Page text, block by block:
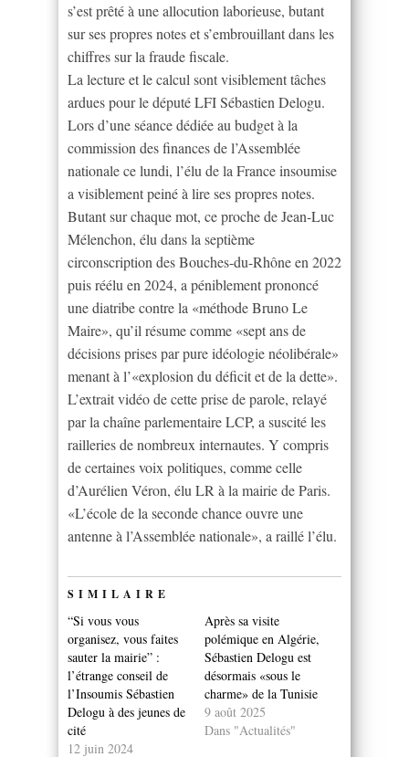
s’est prêté à une allocution laborieuse, butant
sur ses propres notes et s’embrouillant dans les
chiffres sur la fraude fiscale.
La lecture et le calcul sont visiblement tâches
ardues pour le député LFI Sébastien Delogu.
Lors d’une séance dédiée au budget à la
commission des finances de l’Assemblée
nationale ce lundi, l’élu de la France insoumise
a visiblement peiné à lire ses propres notes.
Butant sur chaque mot, ce proche de Jean-Luc
Mélenchon, élu dans la septième
circonscription des Bouches-du-Rhône en 2022
puis réélu en 2024, a péniblement prononcé
une diatribe contre la «méthode Bruno Le
Maire», qu’il résume comme «sept ans de
décisions prises par pure idéologie néolibérale»
menant à l’«explosion du déficit et de la dette».
L’extrait vidéo de cette prise de parole, relayé
par la chaîne parlementaire LCP, a suscité les
railleries de nombreux internautes. Y compris
de certaines voix politiques, comme celle
d’Aurélien Véron, élu LR à la mairie de Paris.
«L’école de la seconde chance ouvre une
antenne à l’Assemblée nationale», a raillé l’élu.
SIMILAIRE
“Si vous vous
organisez, vous faites
sauter la mairie” :
l’étrange conseil de
l’Insoumis Sébastien
Delogu à des jeunes de
cité
12 juin 2024
Après sa visite
polémique en Algérie,
Sébastien Delogu est
désormais «sous le
charme» de la Tunisie
9 août 2025
Dans "Actualités"